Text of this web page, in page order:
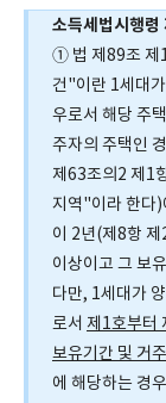
소득세법시행
① 법 제89조 제
건"이란 1세대
우로서 해당 주
주자의 주택인
제63조의2 제1
지역"이라 한다)
이 2년(제8항
이상이고 그 보
다만, 1세대가
로서 제1호부터
보유기간 및 거
에 해당하는 경